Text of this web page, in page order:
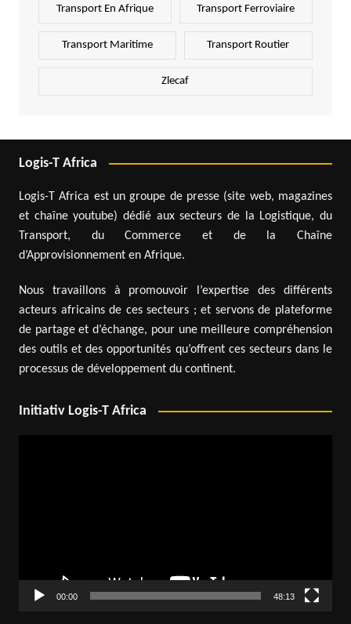
Transport En Afrique Transport Ferroviaire
Transport Maritime Transport Routier
Zlecaf
Logis-T Africa
Logis-T Africa est un groupe de presse (site web, magazines
et chaîne youtube) dédié aux secteurs de la Logistique, du
Transport, du Commerce et de la Chaîne
d’Approvisionnement en Afrique.
Nous travaillons à promouvoir l’expertise des différents
acteurs africains de ces secteurs ; et servons de plateforme
de partage et d’échange, pour une meilleure compréhension
des outils et des opportunités qu’offrent ces secteurs dans le
processus de développement du continent.
Initiativ Logis-T Africa
00:00 48:13